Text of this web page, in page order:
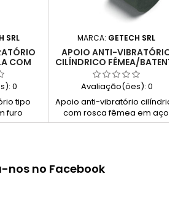
SRL
COM
AÇO
0
tipo
furo
MARCA: GETECH SRL
APOIO ANTI-VIBRATÓRIO
CILÍNDRICO FÊMEA/BATENTE
EM AÇO ZINCADO
Avaliação(ões): 0
Apoio anti-vibratório cilíndrico
com rosca fêmea em aço
zincado, indicado para
nos no Facebook